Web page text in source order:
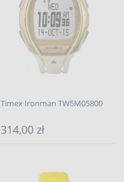
Timex Ironman TW5M05800
314,00 zł